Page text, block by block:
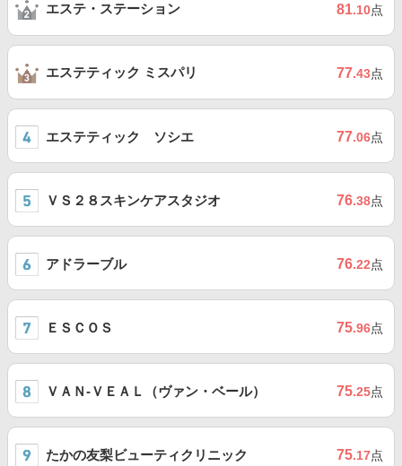
エステ・ステーション 81.10点
エステティック ミスパリ 77.43点
エステティック ソシエ 77.06点
ＶＳ２８スキンケアスタジオ 76.38点
アドラーブル 76.22点
ＥＳＣＯＳ 75.96点
ＶＡＮ-ＶＥＡＬ（ヴァン・ベール） 75.25点
たかの友梨ビューティクリニック 75.17点